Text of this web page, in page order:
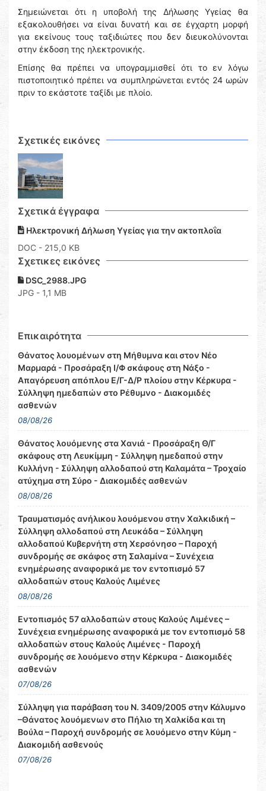
Σημειώνεται ότι η υποβολή της Δήλωσης Υγείας θα
εξακολουθήσει να είναι δυνατή και σε έγχαρτη μορφή
για εκείνους τους ταξιδιώτες που δεν διευκολύνονται
στην έκδοση της ηλεκτρονικής.
Επίσης θα πρέπει να υπογραμμισθεί ότι το εν λόγω
πιστοποιητικό πρέπει να συμπληρώνεται εντός 24 ωρών
πριν το εκάστοτε ταξίδι με πλοίο.
Σχετικές εικόνες
Σχετικά έγγραφα
Ηλεκτρονική Δήλωση Υγείας για την ακτοπλοΐα
DOC - 215,0 KB
Σχετικες εικόνες
DSC_2988.JPG
JPG - 1,1 MB
Επικαιρότητα
Θάνατος λουομένων στη Μήθυμνα και στον Νέο
Μαρμαρά - Προσάραξη Ι/Φ σκάφους στη Νάξο -
Απαγόρευση απόπλου Ε/Γ-Δ/Ρ πλοίου στην Κέρκυρα -
Σύλληψη ημεδαπών στο Ρέθυμνο - Διακομιδές
ασθενών
08/08/26
Θάνατος λουόμενης στα Χανιά - Προσάραξη Θ/Γ
σκάφους στη Λευκίμμη - Σύλληψη ημεδαπού στην
Κυλλήνη - Σύλληψη αλλοδαπού στη Καλαμάτα – Τροχαίο
ατύχημα στη Σύρο - Διακομιδές ασθενών
08/08/26
Τραυματισμός ανήλικου λουόμενου στην Χαλκιδική –
Σύλληψη αλλοδαπού στη Λευκάδα – Σύλληψη
αλλοδαπού Κυβερνήτη στη Χερσόνησο – Παροχή
συνδρομής σε σκάφος στη Σαλαμίνα – Συνέχεια
ενημέρωσης αναφορικά με τον εντοπισμό 57
αλλοδαπών στους Καλούς Λιμένες
08/08/26
Εντοπισμός 57 αλλοδαπών στους Καλούς Λιμένες –
Συνέχεια ενημέρωσης αναφορικά με τον εντοπισμό 58
αλλοδαπών στους Καλούς Λιμένες - Παροχή
συνδρομής σε λουόμενο στην Κέρκυρα - Διακομιδές
ασθενών
07/08/26
Σύλληψη για παράβαση του Ν. 3409/2005 στην Κάλυμνο
–Θάνατος λουόμενων στο Πήλιο τη Χαλκίδα και τη
Βούλα – Παροχή συνδρομής σε λουόμενο στην Κύμη -
Διακομιδή ασθενούς
07/08/26